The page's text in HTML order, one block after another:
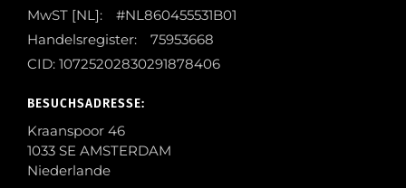
MwST [NL]: #NL860455531B01
Handelsregister: 75953668
CID: 10725202830291878406
BESUCHSADRESSE:
Kraanspoor 46
1033 SE AMSTERDAM
Niederlande